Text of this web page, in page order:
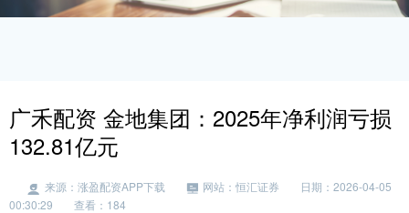
广禾配资 金地集团：2025年净利润亏损
132.81亿元
来源：涨盈配资APP下载 网站：恒汇证券
日期：2026-04-05
00:30:29
查看：184